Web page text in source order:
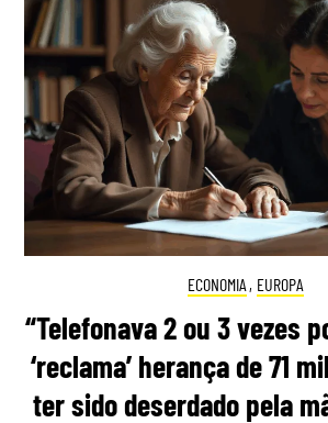
ECONOMIA , EUROPA
“Telefonava 2 ou 3 vezes
‘reclama’ herança de 71
ter sido deserdado pela